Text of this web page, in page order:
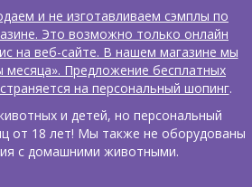
и не изготавливаем сэмплы по
Это возможно только онлайн
на веб-сайте. В нашем магазине мы
Предложение бесплатных
на персональный шопинг.
и детей, но персональный
от 18 лет! Мы также не оборудованы
с домашними животными.